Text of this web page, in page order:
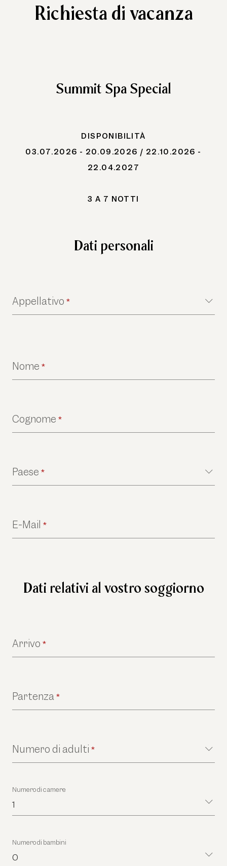
Richiesta di vacanza
Summit Spa Special
DISPONIBILITÀ
03.07.2026 - 20.09.2026 / 22.10.2026 -
22.04.2027
3 A 7 NOTTI
Dati personali
Appellativo *
Nome *
Cognome *
Paese *
E-Mail *
Dati relativi al vostro soggiorno
Arrivo *
Partenza*
Numero di adulti *
Numero di camere
1
Numero di bambini
0